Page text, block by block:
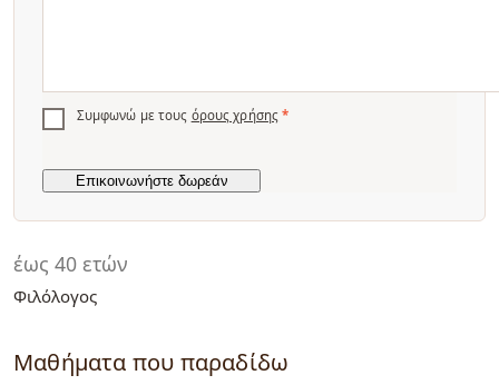
έως 40 ετών
Φιλόλογος
Μαθήματα που παραδίδω
Συμφωνώ με τους όρους χρήσης *